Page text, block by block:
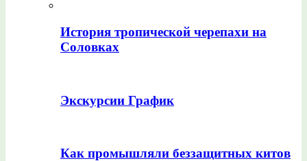
История тропической черепахи на
Соловках
Экскурсии График
Как промышляли беззащитных китов